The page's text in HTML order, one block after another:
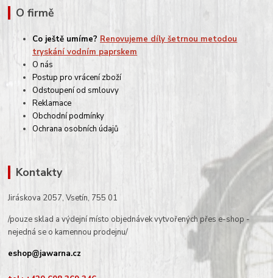
O firmě
Co ještě umíme? Renovujeme díly šetrnou metodou
tryskání vodním paprskem
O nás
Postup pro vrácení zboží
Odstoupení od smlouvy
Reklamace
Obchodní podmínky
Ochrana osobních údajů
Kontakty
Jiráskova 2057, Vsetín, 755 01
/pouze sklad a výdejní místo objednávek vytvořených přes e-shop -
nejedná se o kamennou prodejnu/
eshop@jawarna.cz